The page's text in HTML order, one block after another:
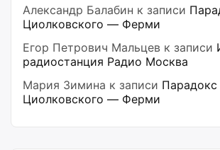
Александр Балабин к записи
Циолковского — Ферми
Егор Петрович Мальцев к записи
радиостанция Радио Москва
Мария Зимина к записи Парадокс
Циолковского — Ферми